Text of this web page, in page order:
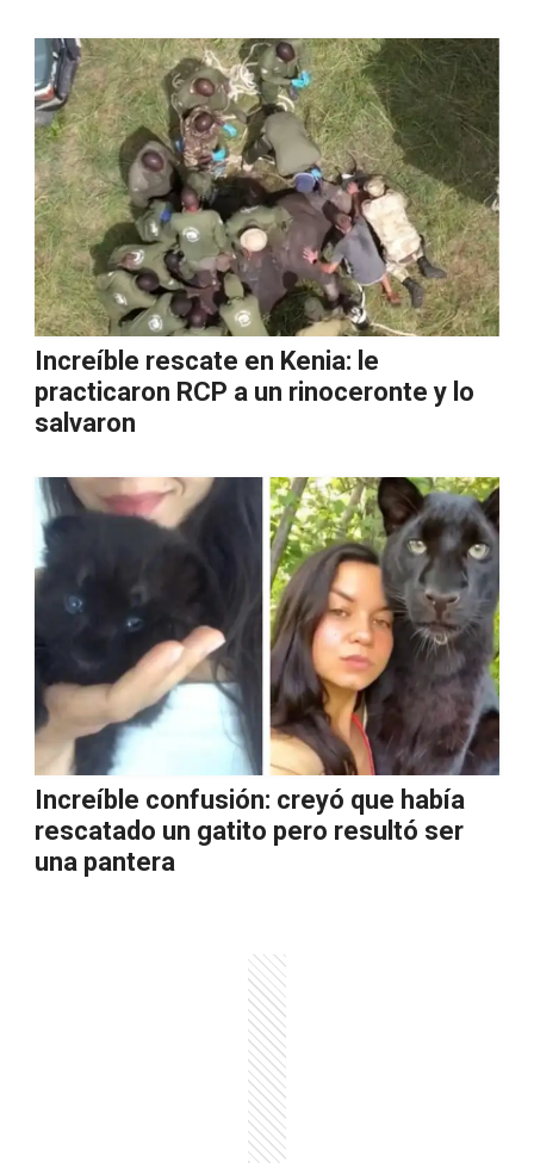
Increíble rescate en Kenia: le
practicaron RCP a un rinoceronte y lo
salvaron
Increíble confusión: creyó que había
rescatado un gatito pero resultó ser
una pantera